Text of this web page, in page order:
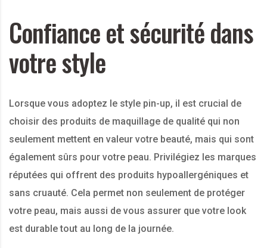
Confiance et sécurité dans
votre style
Lorsque vous adoptez le style pin-up, il est crucial de
choisir des produits de maquillage de qualité qui non
seulement mettent en valeur votre beauté, mais qui sont
également sûrs pour votre peau. Privilégiez les marques
réputées qui offrent des produits hypoallergéniques et
sans cruauté. Cela permet non seulement de protéger
votre peau, mais aussi de vous assurer que votre look
est durable tout au long de la journée.